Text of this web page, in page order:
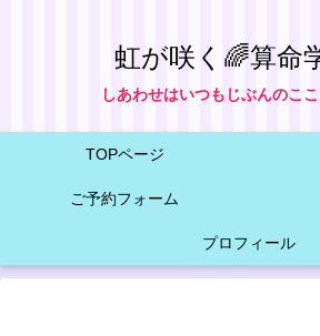
虹が咲く🌈算命
しあわせはいつもじぶんのこ
TOPページ
ご予約フォーム
プロフィール